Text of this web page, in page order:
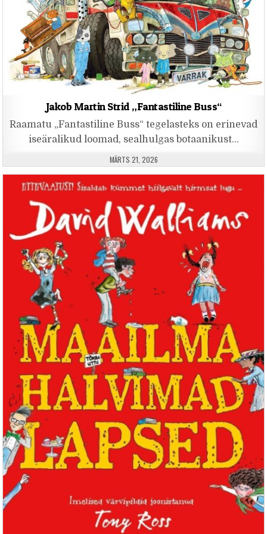
Jakob Martin Strid „Fantastiline Buss“
Raamatu „Fantastiline Buss“ tegelasteks on erinevad
iseäralikud loomad, sealhulgas botaanikust…
PUBLISHED DATE:
MÄRTS 21, 2026